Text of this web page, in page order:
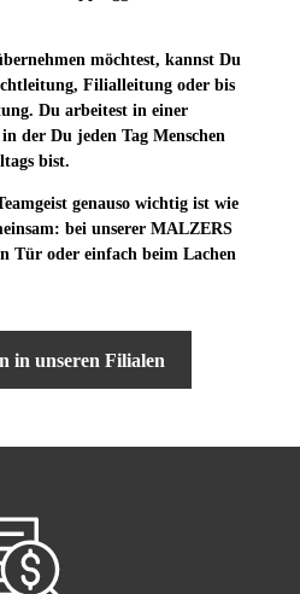
möchtest, kannst Du
Filialleitung oder bis
Du arbeitest in einer
der Du jeden Tag Menschen
bist.
genauso wichtig ist wie
bei unserer MALZERS
Tür oder einfach beim Lachen
in unseren Filialen